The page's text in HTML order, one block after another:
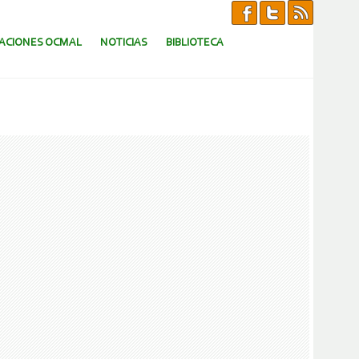
OCMAL NOTICIAS BIBLIOTECA